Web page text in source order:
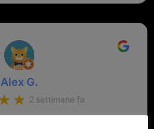
Alex G.
2 settimane fa